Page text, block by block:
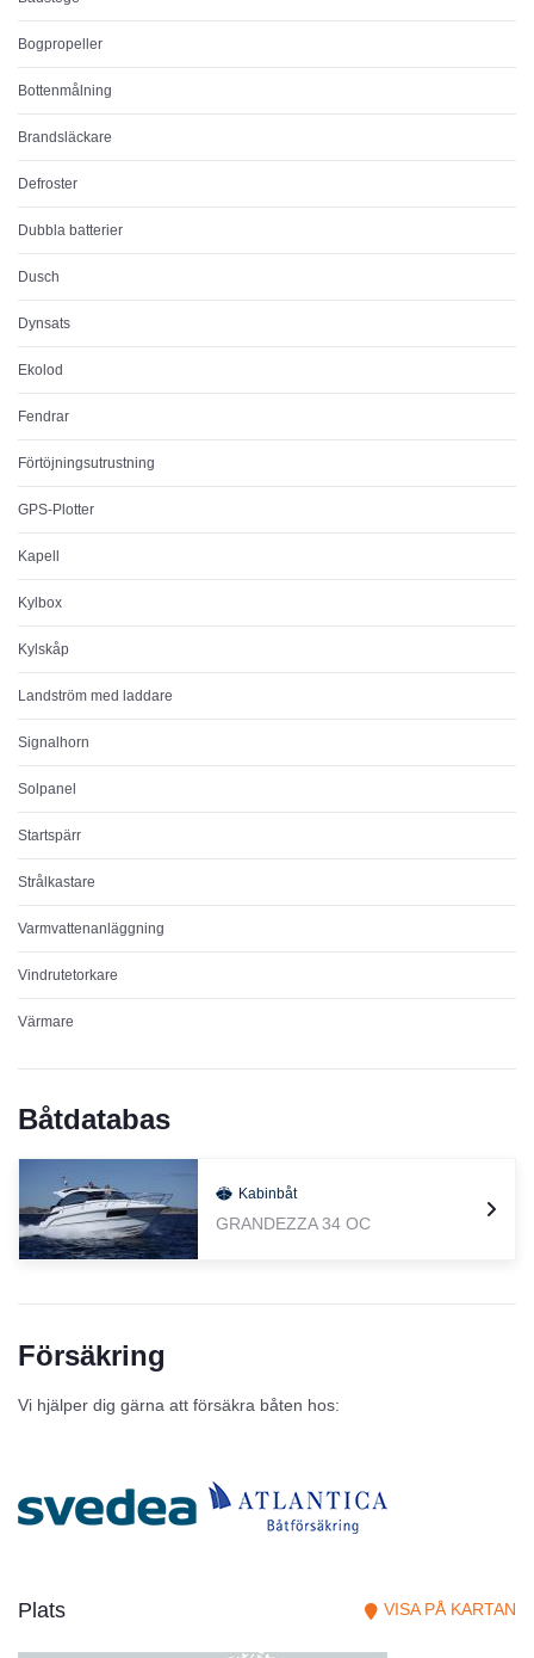
Bogpropeller
Bottenmålning
Brandsläckare
Defroster
Dubbla batterier
Dusch
Dynsats
Ekolod
Fendrar
Förtöjningsutrustning
GPS-Plotter
Kapell
Kylbox
Kylskåp
Landström med laddare
Signalhorn
Solpanel
Startspärr
Strålkastare
Varmvattenanläggning
Vindrutetorkare
Värmare
Båtdatabas
Kabinbåt
GRANDEZZA 34 OC
Försäkring
Vi hjälper dig gärna att försäkra båten hos:
Plats VISA PÅ KARTAN